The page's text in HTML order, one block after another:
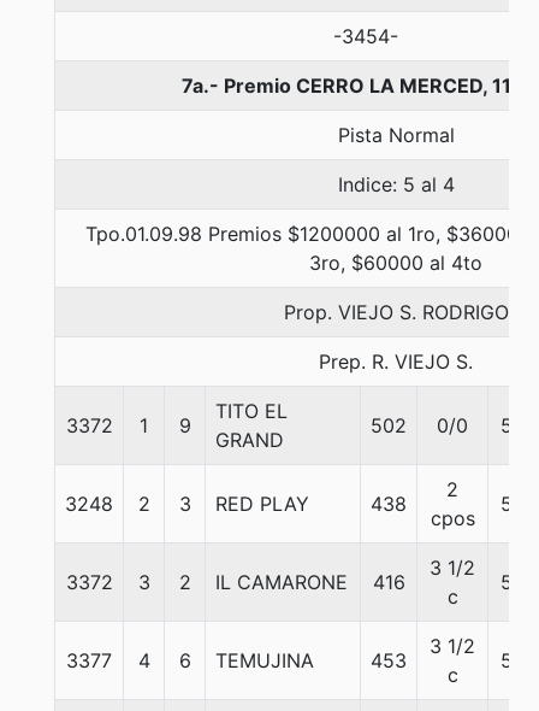
-3454-
7a.- Premio CERRO LA MERCED,
Pista Normal
Indice: 5 al 4
Tpo.01.09.98 Premios $1200000 al 1ro,
3ro, $60000 al 4to
Prop. VIEJO S. RODRIGO
Prep. R. VIEJO S.
3372 1 9
TITO EL
GRAND
502 0/0 57
3248 2 3 RED PLAY 438
2
cpos
57
3372 3 2 IL CAMARONE 416
3 1/2
c
56
3377 4 6 TEMUJINA 453
3 1/2
c
56